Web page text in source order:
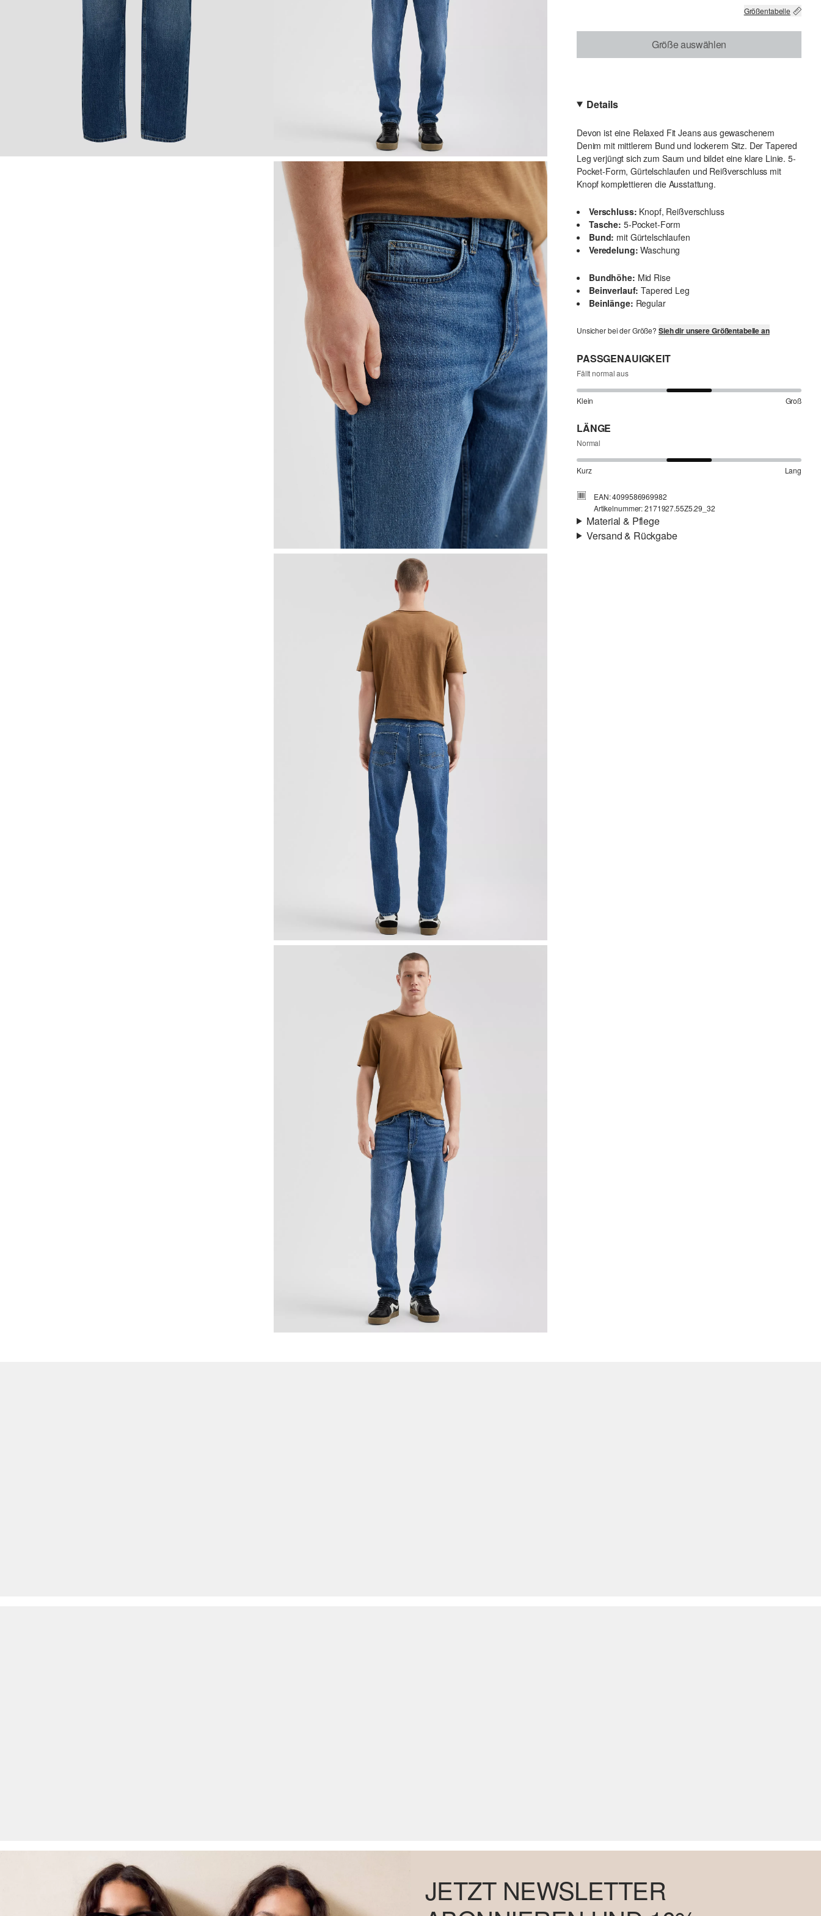
Größentabelle
Größe auswählen
Details
Devon ist eine Relaxed Fit Jeans aus gewaschenem
Denim mit mittlerem Bund und lockerem Sitz. Der Tapered
Leg verjüngt sich zum Saum und bildet eine klare Linie. 5-
Pocket-Form, Gürtelschlaufen und Reißverschluss mit
Knopf komplettieren die Ausstattung.
Verschluss: Knopf, Reißverschluss
Tasche: 5-Pocket-Form
Bund: mit Gürtelschlaufen
Veredelung: Waschung
Bundhöhe: Mid Rise
Beinverlauf: Tapered Leg
Beinlänge: Regular
Unsicher bei der Größe? Sieh dir unsere Größentabelle an
PASSGENAUIGKEIT
Fällt normal aus
Klein Groß
LÄNGE
Normal
Kurz Lang
EAN: 4099586969982
Artikelnummer: 2171927.55Z5.29_32
Material & Pflege
Versand & Rückgabe
JETZT NEWSLETTER